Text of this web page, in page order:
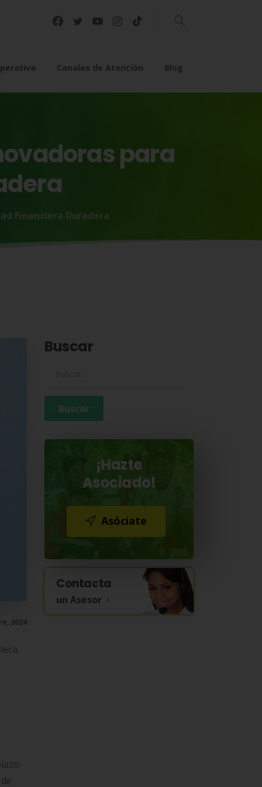
Buscar
Canales de Atención Blog
para
Financiera Duradera
2024
Buscar
¡Hazte
Asociado!
Asóciate
Contacta
un Asesor